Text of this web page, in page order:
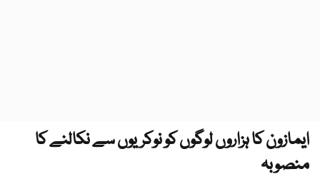
ایمازون کا ہزاروں لوگوں کو نوکریوں سے نکالنے کا
منصوبہ